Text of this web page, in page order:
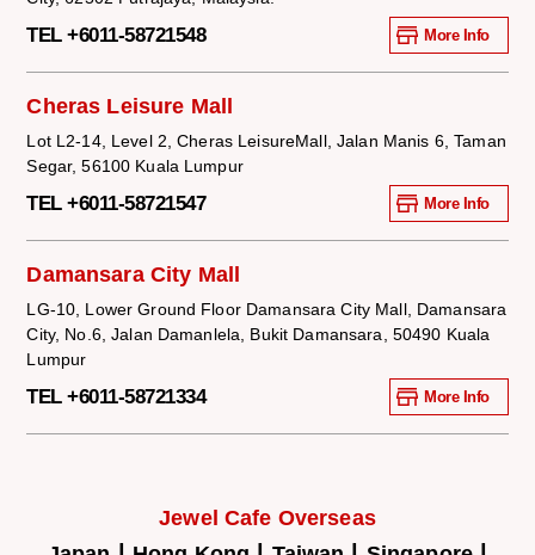
TEL +6011-58721548 More Info
Cheras Leisure Mall
Lot L2-14, Level 2, Cheras LeisureMall, Jalan Manis 6, Taman
Segar, 56100 Kuala Lumpur
TEL +6011-58721547 More Info
Damansara City Mall
LG-10, Lower Ground Floor Damansara City Mall, Damansara
City, No.6, Jalan Damanlela, Bukit Damansara, 50490 Kuala
Lumpur
TEL +6011-58721334 More Info
Jewel Cafe Overseas